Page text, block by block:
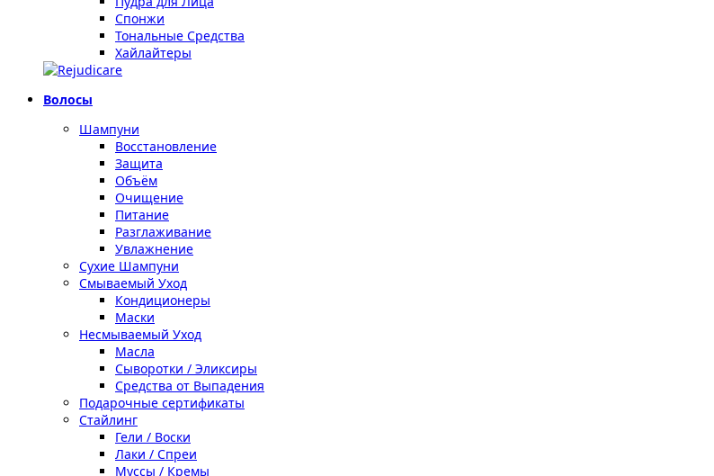
Спонжи
Тональные Средства
Хайлайтеры
Волосы
Шампуни
Восстановление
Защита
Объём
Очищение
Питание
Разглаживание
Увлажнение
Сухие Шампуни
Смываемый Уход
Кондиционеры
Маски
Несмываемый Уход
Масла
Сыворотки / Эликсиры
Средства от Выпадения
Подарочные сертификаты
Стайлинг
Гели / Воски
Лаки / Спреи
Муссы / Кремы